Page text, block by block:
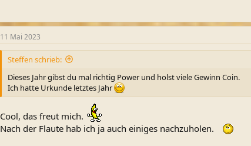
11 Mai 2023
Steffen schrieb:
Dieses Jahr gibst du mal richtig Power und holst viele Gewinn Coin.
Ich hatte Urkunde letztes Jahr
Cool, das freut mich.
Nach der Flaute hab ich ja auch einiges nachzuholen.